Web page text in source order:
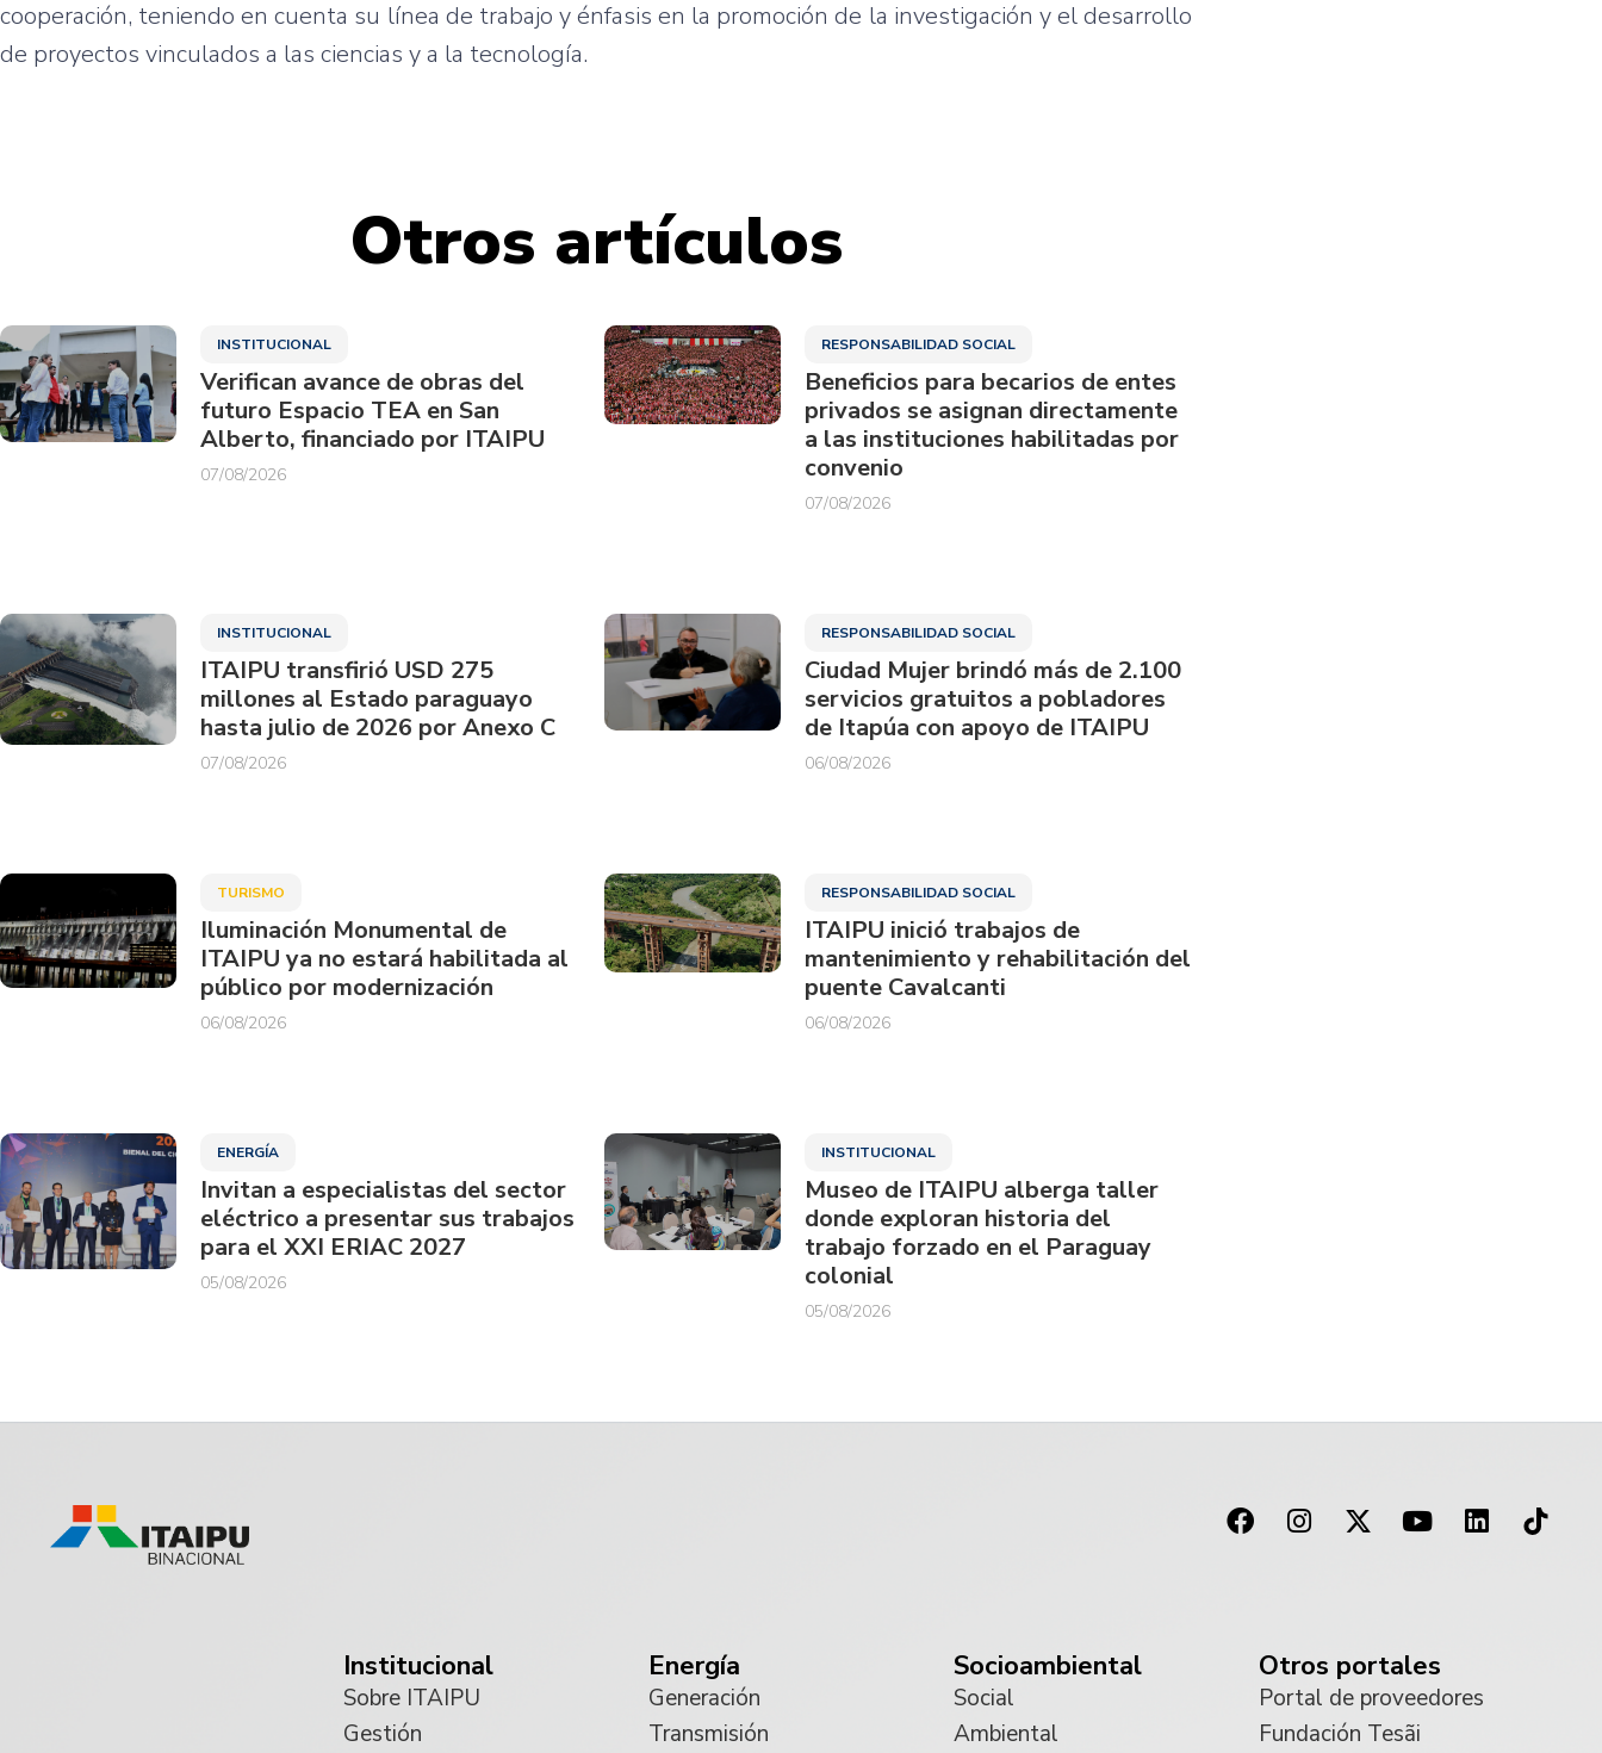
cooperación, teniendo en cuenta su línea de trabajo y énfasis en la promoción de la investigación y el desarrollo
de proyectos vinculados a las ciencias y a la tecnología.
Otros artículos
INSTITUCIONAL
Verifican avance de obras del
futuro Espacio TEA en San
Alberto, financiado por ITAIPU
07/08/2026
RESPONSABILIDAD SOCIAL
Beneficios para becarios de entes
privados se asignan directamente
a las instituciones habilitadas por
convenio
07/08/2026
INSTITUCIONAL
ITAIPU transfirió USD 275
millones al Estado paraguayo
hasta julio de 2026 por Anexo C
07/08/2026
RESPONSABILIDAD SOCIAL
Ciudad Mujer brindó más de 2.100
servicios gratuitos a pobladores
de Itapúa con apoyo de ITAIPU
06/08/2026
TURISMO
Iluminación Monumental de
ITAIPU ya no estará habilitada al
público por modernización
06/08/2026
RESPONSABILIDAD SOCIAL
ITAIPU inició trabajos de
mantenimiento y rehabilitación del
puente Cavalcanti
06/08/2026
ENERGÍA
Invitan a especialistas del sector
eléctrico a presentar sus trabajos
para el XXI ERIAC 2027
05/08/2026
INSTITUCIONAL
Museo de ITAIPU alberga taller
donde exploran historia del
trabajo forzado en el Paraguay
colonial
05/08/2026
Institucional
Sobre ITAIPU
Gestión
Energía
Generación
Transmisión
Socioambiental
Social
Ambiental
Otros portales
Portal de proveedores
Fundación Tesãi